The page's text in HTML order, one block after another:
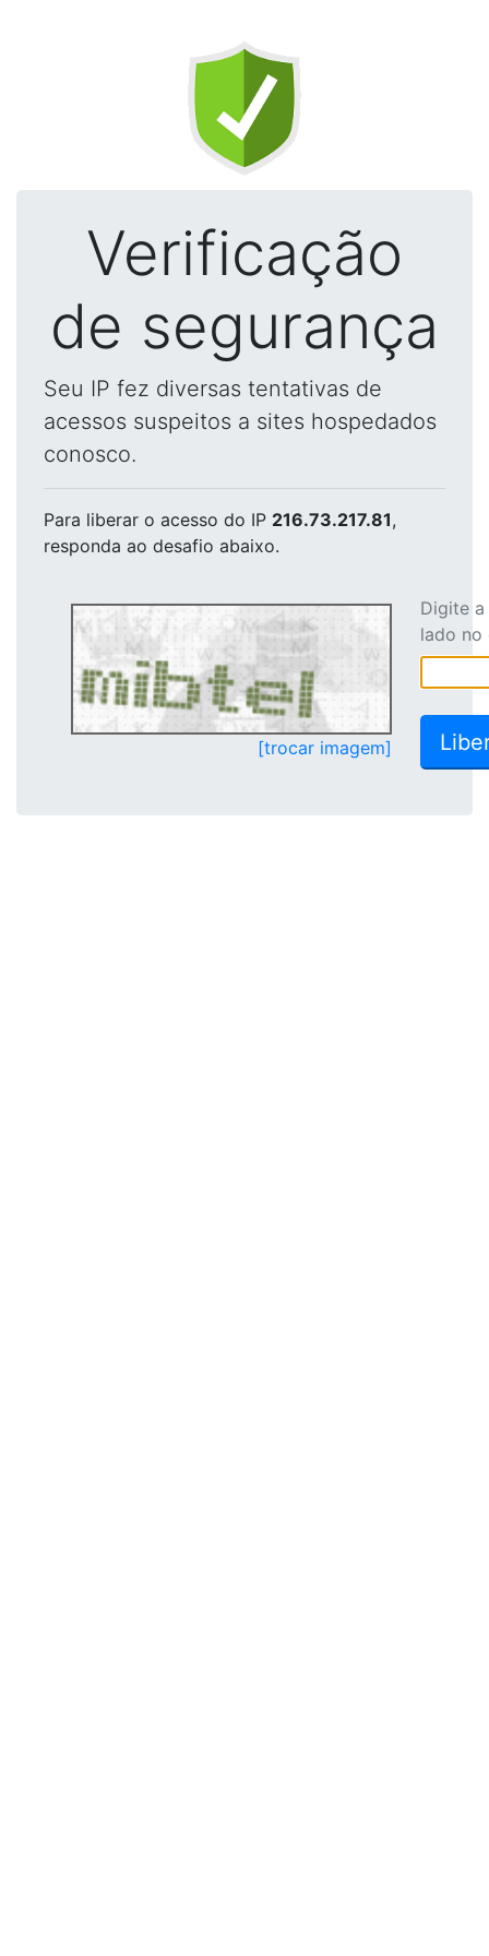
Verificação
de segurança
Seu IP fez diversas tentativas de
acessos suspeitos a sites hospedados
conosco.
Para liberar o acesso do IP 216.73.217.81,
responda ao desafio abaixo.
[trocar imagem]
Digite
lado no